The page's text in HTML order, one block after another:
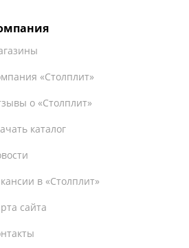
«Столплит»
о «Столплит»
каталог
в «Столплит»
сайта